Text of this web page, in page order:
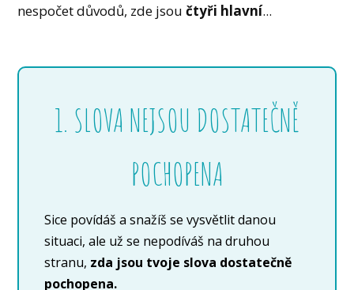
nespočet důvodů, zde jsoučtyři hlavní...
1. SLOVA NEJSOU DOSTATEČNĚ
POCHOPENA
Sice povídáš a snažíš se vysvětlit danou
situaci, ale už se nepodíváš na druhou
stranu, zda jsou tvoje slova dostatečně
pochopena.